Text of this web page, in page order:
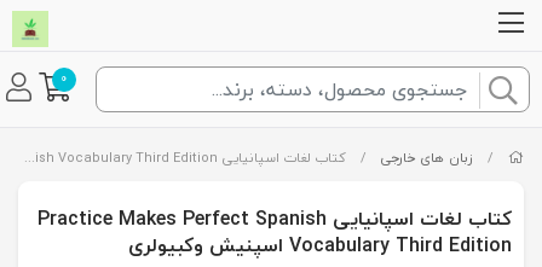
0
/ زبان های خارجی / کتاب لغات اسپانیایی Practice Makes Perfect Spanish Vocabulary Third Edition اسپنیش وکبیولری
کتاب لغات اسپانیایی Practice Makes Perfect Spanish
Vocabulary Third Edition اسپنیش وکبیولری